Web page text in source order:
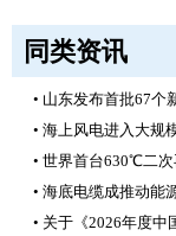
同类资讯
• 山东发布首批67个
• 海上风电进入大规
• 世界首台630℃二
• 海底电缆成推动能
• 关于《2026年度